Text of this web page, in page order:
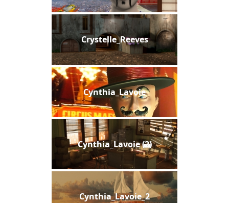
Crystelle_Reeves
Cynthia_Lavoie
Cynthia_Lavoie (2)
Cynthia_Lavoie_2